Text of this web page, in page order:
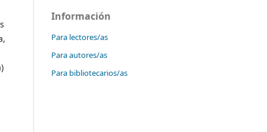
Información
Para lectores/as
Para autores/as
Para bibliotecarios/as